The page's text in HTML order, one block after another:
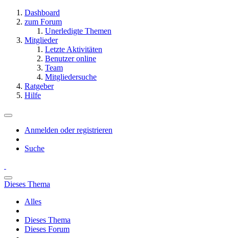
Dashboard
zum Forum
Unerledigte Themen
Mitglieder
Letzte Aktivitäten
Benutzer online
Team
Mitgliedersuche
Ratgeber
Hilfe
Anmelden oder registrieren
Suche
Dieses Thema
Alles
Dieses Thema
Dieses Forum